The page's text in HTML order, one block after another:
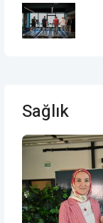
Sağlık